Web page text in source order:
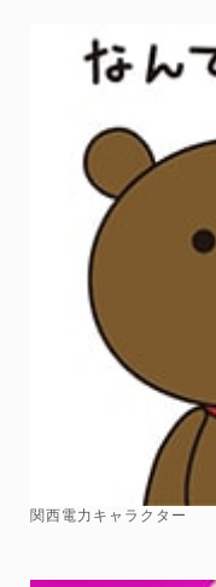
関西電力キャラクター